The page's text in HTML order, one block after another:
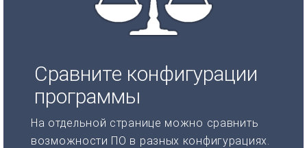
Сравните конфигурации
программы
На отдельной странице можно сравнить
возможности ПО в разных конфигурациях.